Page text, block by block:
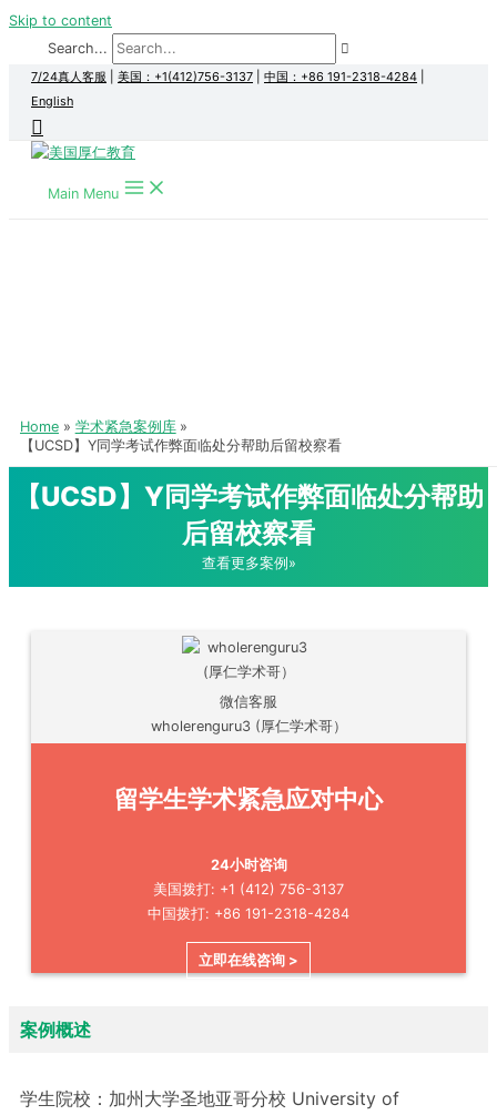
Skip to content
Search...
7/24真人客服 美国：+1(412)756-3137 中国：+86 191-2318-4284
English
Main Menu
Home
学术紧急案例库
【UCSD】Y同学考试作弊面临处分帮助后留校察看
【UCSD】Y同学考试作弊面临处分帮助
后留校察看
查看更多案例»
微信客服
wholerenguru3 (厚仁学术哥）
留学生学术紧急应对中心
24小时咨询
美国拨打: +1 (412) 756-3137
中国拨打: +86 191-2318-4284
立即在线咨询 >
案例概述
学生院校： 加州大学圣地亚哥分校 University of